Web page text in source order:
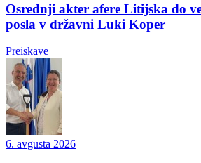
Osrednji akter afere Litijska do
posla v državni Luki Koper
Preiskave
6. avgusta 2026